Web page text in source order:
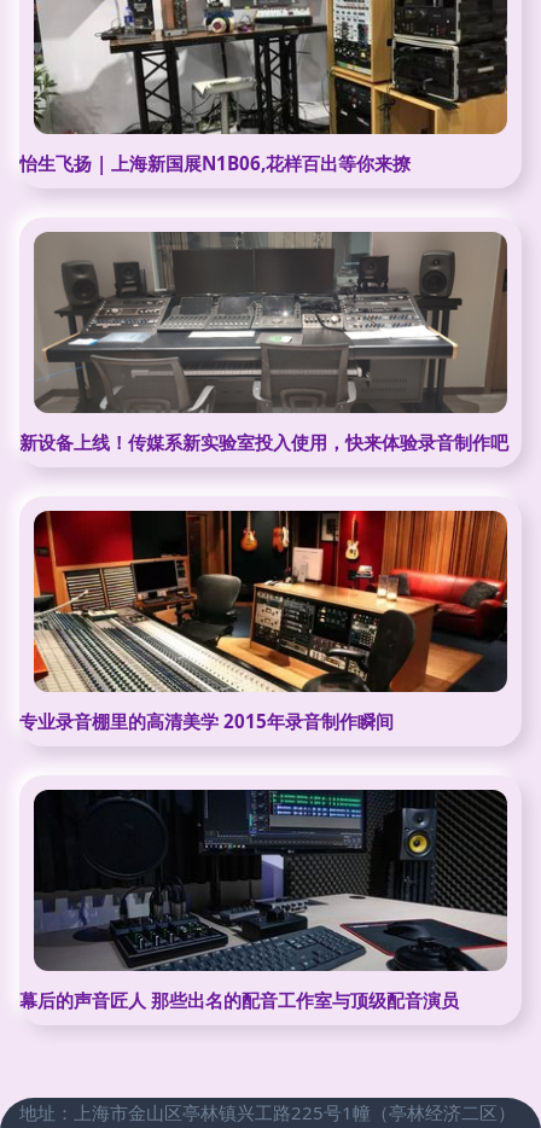
怡生飞扬 | 上海新国展N1B06,花样百出等你来撩
新设备上线！传媒系新实验室投入使用，快来体验录音制作吧
专业录音棚里的高清美学 2015年录音制作瞬间
幕后的声音匠人 那些出名的配音工作室与顶级配音演员
地址：上海市金山区亭林镇兴工路225号1幢（亭林经济二区）